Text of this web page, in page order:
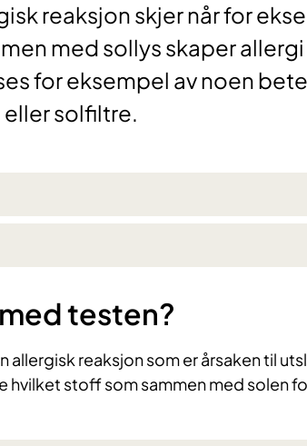
reaksjon skjer når for
med sollys skaper allergi
for eksempel av noen
eller solfiltre.
testen?
allergisk reaksjon som er årsaken til
hvilket stoff som sammen med solen